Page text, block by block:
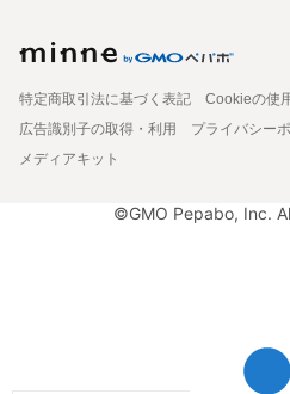
特定商取引法に基づく表記
Cookieの使
広告識別子の取得・利用
プライバシー
メディアキット
©GMO Pepabo, Inc.